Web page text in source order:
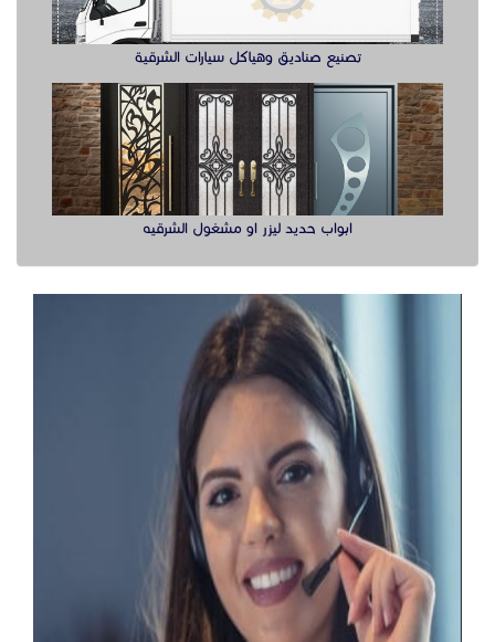
تصنيع صناديق وهياكل سيارات الشرقية
ابواب حديد ليزر او مشغول الشرقيه